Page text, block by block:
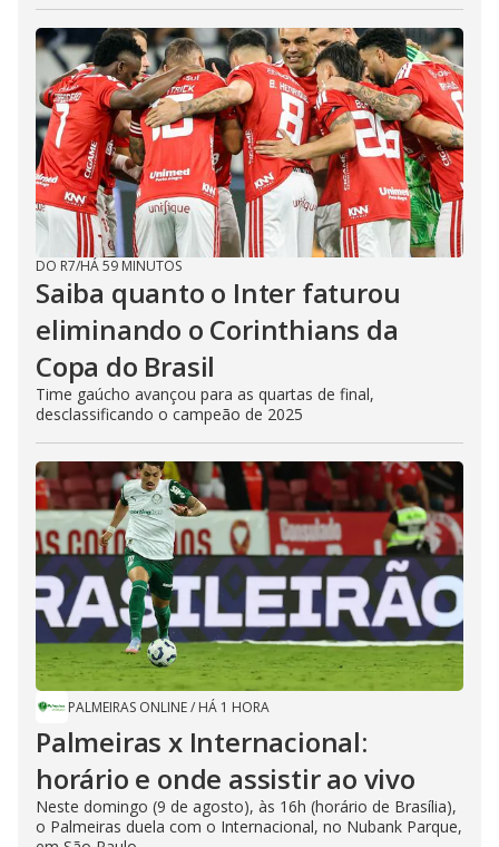
DO R7/HÁ 59 MINUTOS
Saiba quanto o Inter faturou
eliminando o Corinthians da
Copa do Brasil
Time gaúcho avançou para as quartas de final,
desclassificando o campeão de 2025
PALMEIRAS ONLINE/ HÁ 1 HORA
Palmeiras x Internacional:
horário e onde assistir ao vivo
Neste domingo (9 de agosto), às 16h (horário de Brasília),
o Palmeiras duela com o Internacional, no Nubank Parque,